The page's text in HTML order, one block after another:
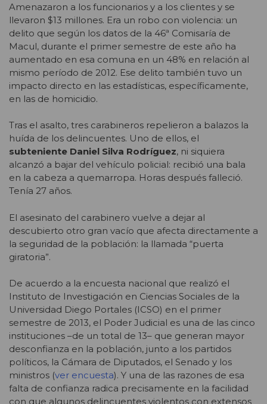
Amenazaron a los funcionarios y a los clientes y se
llevaron $13 millones. Era un robo con violencia: un
delito que según los datos de la 46ª Comisaría de
Macul, durante el primer semestre de este año ha
aumentado en esa comuna en un 48% en relación al
mismo período de 2012. Ese delito también tuvo un
impacto directo en las estadísticas, específicamente,
en las de homicidio.
Tras el asalto, tres carabineros repelieron a balazos la
huída de los delincuentes. Uno de ellos, el
subteniente Daniel Silva Rodríguez, ni siquiera
alcanzó a bajar del vehículo policial: recibió una bala
en la cabeza a quemarropa. Horas después falleció.
Tenía 27 años.
El asesinato del carabinero vuelve a dejar al
descubierto otro gran vacío que afecta directamente a
la seguridad de la población: la llamada “puerta
giratoria”.
De acuerdo a la encuesta nacional que realizó el
Instituto de Investigación en Ciencias Sociales de la
Universidad Diego Portales (ICSO) en el primer
semestre de 2013, el Poder Judicial es una de las cinco
instituciones –de un total de 13– que generan mayor
desconfianza en la población, junto a los partidos
políticos, la Cámara de Diputados, el Senado y los
ministros (ver encuesta). Y una de las razones de esa
falta de confianza radica precisamente en la facilidad
con que algunos delincuentes violentos con extensos